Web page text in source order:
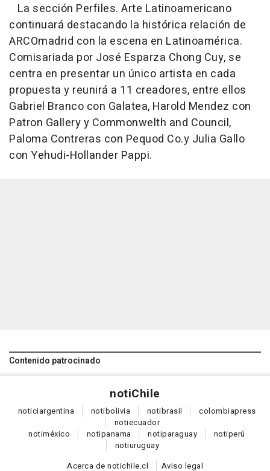
La sección Perfiles. Arte Latinoamericano
continuará destacando la histórica relación de
ARCOmadrid con la escena en Latinoamérica.
Comisariada por José Esparza Chong Cuy, se
centra en presentar un único artista en cada
propuesta y reunirá a 11 creadores, entre ellos
Gabriel Branco con Galatea, Harold Mendez con
Patron Gallery y Commonwelth and Council,
Paloma Contreras con Pequod Co.y Julia Gallo
con Yehudi-Hollander Pappi.
Contenido patrocinado
notiChile
noticiargentina notibolivia notibrasil colombiapress
notiecuador
notiméxico notipanama notiparaguay notiperú
notiuruguay
Acerca de notichile.cl
Aviso legal